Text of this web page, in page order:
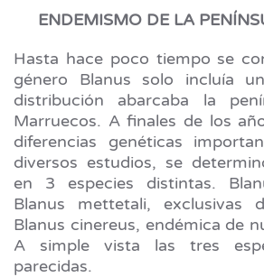
ENDEMISMO DE LA
Hasta hace poco tiempo se
género Blanus solo incluía
distribución abarcaba la
Marruecos. A finales de los
diferencias genéticas
diversos estudios, se
en 3 especies distintas.
Blanus mettetali, exclusivas
Blanus cinereus, endémica de
A simple vista las tres
parecidas.